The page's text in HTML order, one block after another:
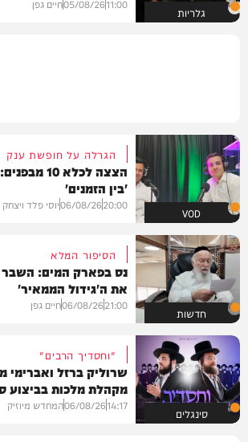
גלריות 11:00
05/08/26חיים גפן
VOD
הגרלה על חופשת ענק
הצצה לכלא
'בין הזמנים'
20:00
06/08/26יוסי פלד
חדשות
הסיפור המלא
נס בפארק המים:
את ה'גידול הממאיר'
21:00
06/08/26חיים גפן
סינגלים
"וחסדיך הרבים"
שרוליק ברזל ואברימי
מקהלת מלכות בביצוע
14:17
06/08/26המחדש מיוזיק